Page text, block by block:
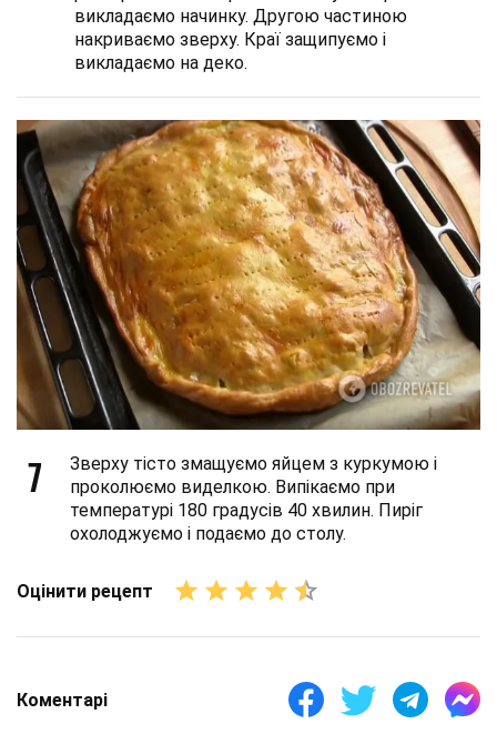
викладаємо начинку. Другою частиною
накриваємо зверху. Краї защипуємо і
викладаємо на деко.
7
Зверху тісто змащуємо яйцем з куркумою і
проколюємо виделкою. Випікаємо при
температурі 180 градусів 40 хвилин. Пиріг
охолоджуємо і подаємо до столу.
Оцінити рецепт
Коментарі